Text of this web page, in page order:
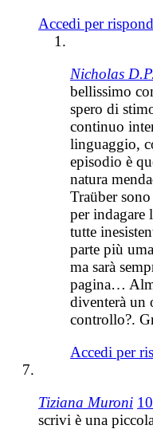
Accedi per
Nicholas D.P.
bellissimo
spero di
continuo
linguaggio,
episodio è
natura
Traüber
per indagare
tutte
parte più
ma sarà
pagina…
diventerà un
controllo?.
Accedi per
Tiziana Muroni
scrivi è una